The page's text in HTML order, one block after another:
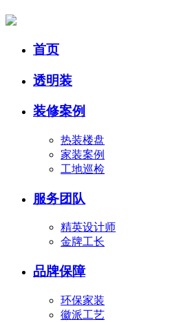
首页
透明装
装修案例
热装楼盘
家装案例
工地巡检
服务团队
精英设计师
金牌工长
品牌保障
环保家装
徽派工艺